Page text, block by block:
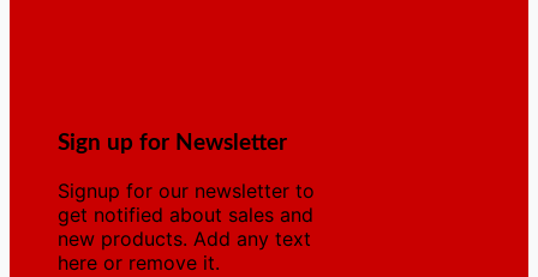
Sign up for Newsletter
Signup for our newsletter to
get notified about sales and
new products. Add any text
here or remove it.